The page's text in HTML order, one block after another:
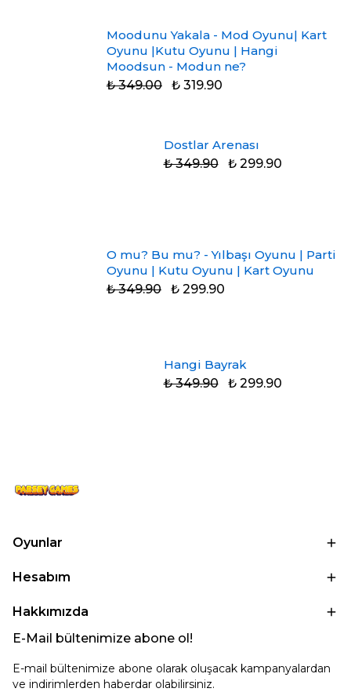
Moodunu Yakala - Mod Oyunu| Kart
Oyunu |Kutu Oyunu | Hangi
Moodsun - Modun ne?
₺ 349.00
₺ 319.90
Dostlar Arenası
₺ 349.90
₺ 299.90
O mu? Bu mu? - Yılbaşı Oyunu | Parti
Oyunu | Kutu Oyunu | Kart Oyunu
₺ 349.90
₺ 299.90
Hangi Bayrak
₺ 349.90
₺ 299.90
Oyunlar
Hesabım
Hakkımızda
E-Mail bültenimize abone ol!
E-mail bültenimize abone olarak oluşacak kampanyalardan
ve indirimlerden haberdar olabilirsiniz.